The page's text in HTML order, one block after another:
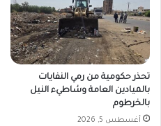
تحذر حكومية من رمي النفايات
بالميادين العامة وشاطيء النيل
بالخرطوم
أغسطس 5, 2026